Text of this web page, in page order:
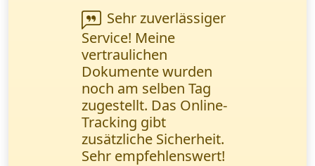
Schnelle Lieferung
technischer
Dokumentationen -
genau das, was wir
brauchen. Das Online-
Tracking funktioniert
einwandfrei. Alexander
Becker, IT-Spezialist
Stuttgart.